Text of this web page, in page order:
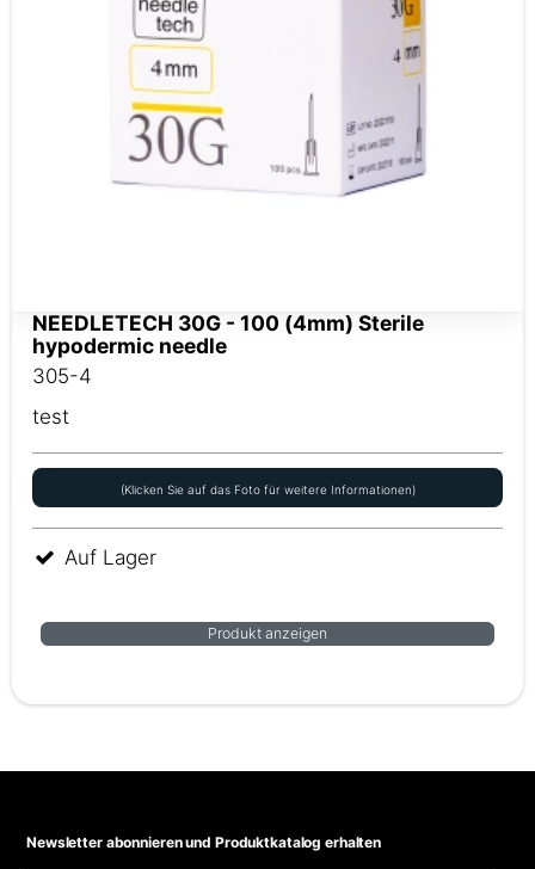
NEEDLETECH 30G - 100 (4mm) Sterile
hypodermic needle
305-4
test
(Klicken Sie auf das Foto für weitere Informationen)
Auf Lager
Produkt anzeigen
Newsletter abonnieren und Produktkatalog erhalten